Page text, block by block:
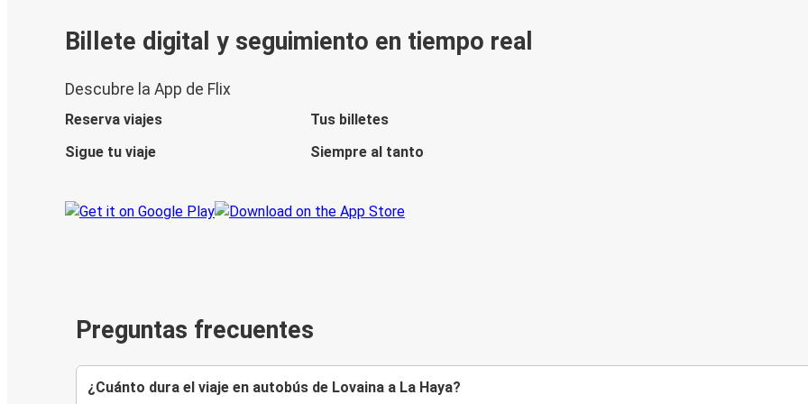
Billete digital y seguimiento en tiempo real
Descubre la App de Flix
Reserva viajes
Tus billetes
Sigue tu viaje
Siempre al tanto
Preguntas frecuentes
¿Cuánto dura el viaje en autobús de Lovaina a La Haya?